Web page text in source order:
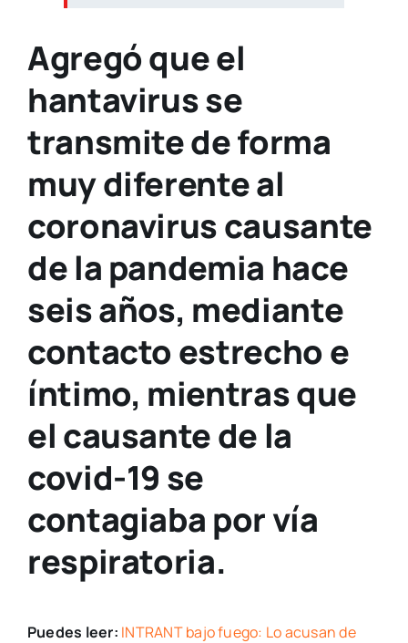
Agregó que el
hantavirus se
transmite de forma
muy diferente al
coronavirus causante
de la pandemia hace
seis años, mediante
contacto estrecho e
íntimo, mientras que
el causante de la
covid-19 se
contagiaba por vía
respiratoria.
Puedes leer: INTRANT bajo fuego: Lo acusan de